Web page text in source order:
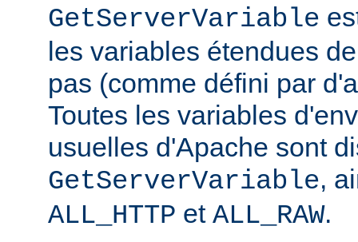
GetServerVariable
les variables étendues
pas (comme défini par
Toutes les variables
usuelles d'Apache sont
GetServerVariable,
ALL_HTTP et ALL_RAW.